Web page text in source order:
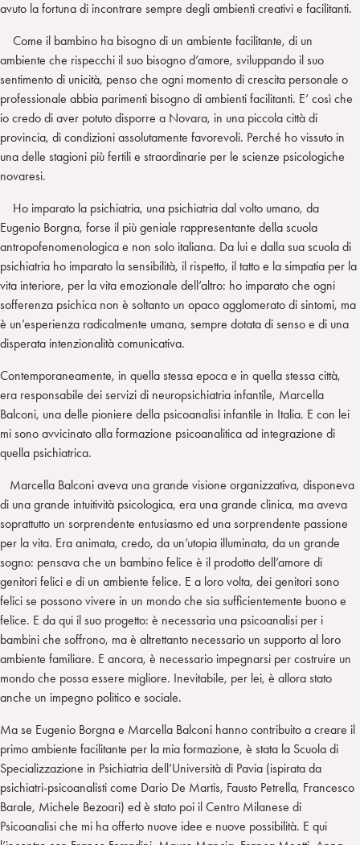
avuto la fortuna di incontrare sempre degli ambienti creativi e facilitanti.
Come il bambino ha bisogno di un ambiente facilitante, di un
ambiente che rispecchi il suo bisogno d’amore, sviluppando il suo
sentimento di unicità, penso che ogni momento di crescita personale o
professionale abbia parimenti bisogno di ambienti facilitanti. E’ così che
io credo di aver potuto disporre a Novara, in una piccola città di
provincia, di condizioni assolutamente favorevoli. Perché ho vissuto in
una delle stagioni più fertili e straordinarie per le scienze psicologiche
novaresi.
Ho imparato la psichiatria, una psichiatria dal volto umano, da
Eugenio Borgna, forse il più geniale rappresentante della scuola
antropofenomenologica e non solo italiana. Da lui e dalla sua scuola di
psichiatria ho imparato la sensibilità, il rispetto, il tatto e la simpatia per la
vita interiore, per la vita emozionale dell’altro: ho imparato che ogni
sofferenza psichica non è soltanto un opaco agglomerato di sintomi, ma
è un’esperienza radicalmente umana, sempre dotata di senso e di una
disperata intenzionalità comunicativa.
Contemporaneamente, in quella stessa epoca e in quella stessa città,
era responsabile dei servizi di neuropsichiatria infantile, Marcella
Balconi, una delle pioniere della psicoanalisi infantile in Italia. E con lei
mi sono avvicinato alla formazione psicoanalitica ad integrazione di
quella psichiatrica.
Marcella Balconi aveva una grande visione organizzativa, disponeva
di una grande intuitività psicologica, era una grande clinica, ma aveva
soprattutto un sorprendente entusiasmo ed una sorprendente passione
per la vita. Era animata, credo, da un’utopia illuminata, da un grande
sogno: pensava che un bambino felice è il prodotto dell’amore di
genitori felici e di un ambiente felice. E a loro volta, dei genitori sono
felici se possono vivere in un mondo che sia sufficientemente buono e
felice. E da qui il suo progetto: è necessaria una psicoanalisi per i
bambini che soffrono, ma è altrettanto necessario un supporto al loro
ambiente familiare. E ancora, è necessario impegnarsi per costruire un
mondo che possa essere migliore. Inevitabile, per lei, è allora stato
anche un impegno politico e sociale.
Ma se Eugenio Borgna e Marcella Balconi hanno contribuito a creare il
primo ambiente facilitante per la mia formazione, è stata la Scuola di
Specializzazione in Psichiatria dell’Università di Pavia (ispirata da
psichiatri-psicoanalisti come Dario De Martis, Fausto Petrella, Francesco
Barale, Michele Bezoari) ed è stato poi il Centro Milanese di
Psicoanalisi che mi ha offerto nuove idee e nuove possibilità. E qui